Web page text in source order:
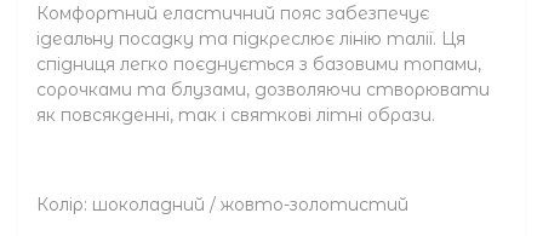
Комфортний еластичний пояс забезпечує
ідеальну посадку та підкреслює лінію талії. Ця
спідниця легко поєднується з базовими топами,
сорочками та блузами, дозволяючи створювати
як повсякденні, так і святкові літні образи.
Колір: шоколадний / жовто-золотистий